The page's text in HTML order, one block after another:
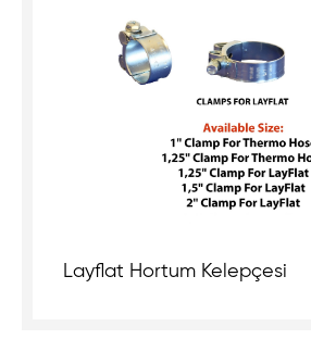
Layflat Hortum Kelepçesi